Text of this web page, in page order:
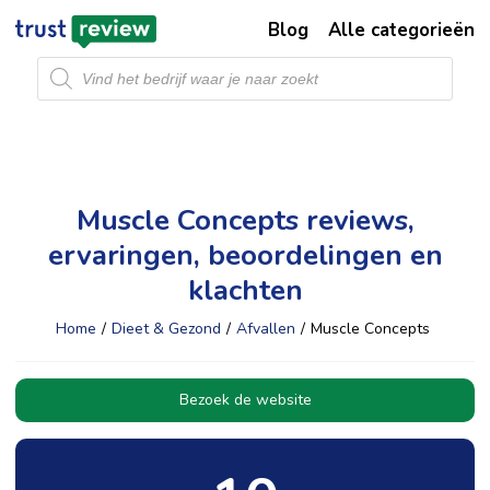
Producten
zoeken
Blog Alle categorieën
Muscle Concepts reviews,
ervaringen, beoordelingen en
klachten
Home / Dieet & Gezond / Afvallen / Muscle Concepts
Bezoek de website